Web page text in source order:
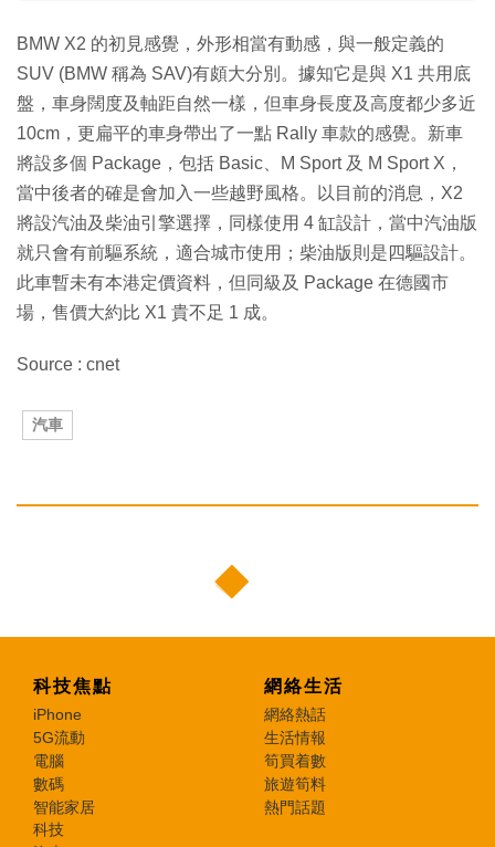
BMW X2 的初見感覺，外形相當有動感，與一般定義的
SUV (BMW 稱為 SAV)有頗大分別。據知它是與 X1 共用底
盤，車身闊度及軸距自然一樣，但車身長度及高度都少多近
10cm，更扁平的車身帶出了一點 Rally 車款的感覺。新車
將設多個 Package，包括 Basic、M Sport 及 M Sport X，
當中後者的確是會加入一些越野風格。以目前的消息，X2
將設汽油及柴油引擎選擇，同樣使用 4 缸設計，當中汽油版
就只會有前驅系統，適合城市使用；柴油版則是四驅設計。
此車暫未有本港定價資料，但同級及 Package 在德國市
場，售價大約比 X1 貴不足 1 成。
Source : cnet
汽車
科技焦點
iPhone
5G流動
電腦
數碼
智能家居
科技
網絡生活
網絡熱話
生活情報
筍買着數
旅遊筍料
熱門話題